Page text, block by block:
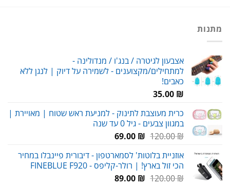
מתנות
אצבעון לגיטרה / בנג'ו / מנדולינה -
למתחילים/מקצוענים - לשמירה על דיוק | לנגן ללא
כאבים!
35.00 ₪
כרית מעוצבת לתינוק - למניעת ראש שטוח | מאויירת |
במגוון צבעים - גיל 0 עד שנה
120.00₪
המחיר
היה:
120.00 ₪.
69.00 ₪
המחיר
הוא:
69.00 ₪.
אוזניית בלוטות' לסמארטפון - דיבורית פיינבלו במחיר
הכי זול בארץ! | רולר-קליפס - FINEBLUE F920
120.00₪
המחיר89.00 ₪
המחיר